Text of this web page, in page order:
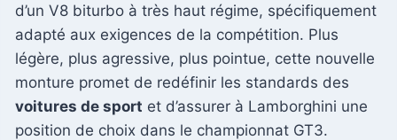
d’un V8 biturbo à très haut régime, spécifiquement
adapté aux exigences de la compétition. Plus
légère, plus agressive, plus pointue, cette nouvelle
monture promet de redéfinir les standards des
voitures de sport et d’assurer à Lamborghini une
position de choix dans le championnat GT3.